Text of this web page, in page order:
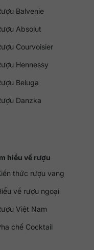
Balvenie
Absolut
Courvoisier
Hennessy
Beluga
Danzka
hiểu về rượu
thức rượu vang
về rượu ngoại
Việt Nam
chế Cocktail